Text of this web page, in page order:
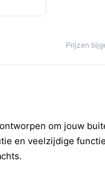
Prijzen
om jouw
en veelzijdige